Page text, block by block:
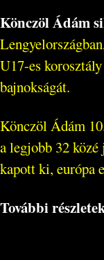
Könczöl Ádám
U17-es
bajnokságát.
Könczöl Ádám
a legjobb 32
kapott ki, európa
További